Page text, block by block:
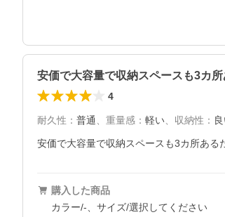
安価で大容量で収納スペースも3カ
4
耐久性 ： 普通 、 重量感 ： 軽い、 収納性 ：
安価で大容量で収納スペースも3カ所ある
購入した商品
カラー/-、サイズ/選択してください